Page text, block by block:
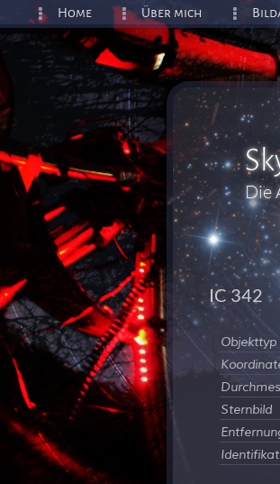
Die
IC 342
Objekttyp
Sternbild
Home Über mich